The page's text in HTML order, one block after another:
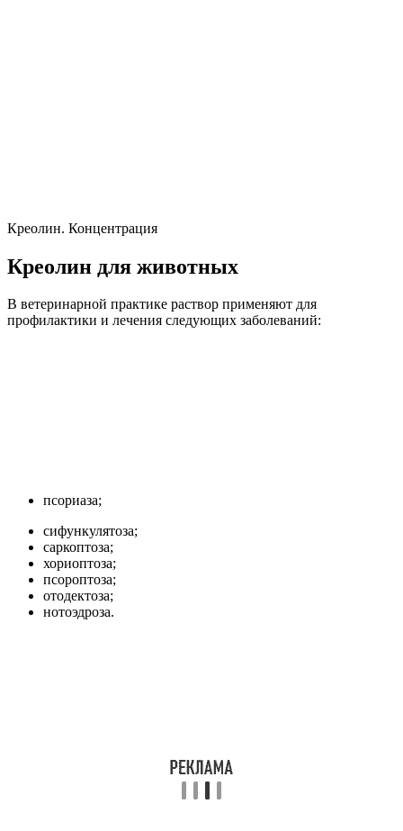
Креолин. Концентрация
Креолин для животных
В ветеринарной практике раствор применяют для
профилактики и лечения следующих заболеваний:
псориаза;
сифункулятоза;
саркоптоза;
хориоптоза;
псороптоза;
отодектоза;
нотоэдроза.